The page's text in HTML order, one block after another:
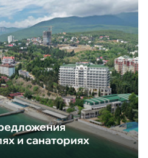
и санаториях